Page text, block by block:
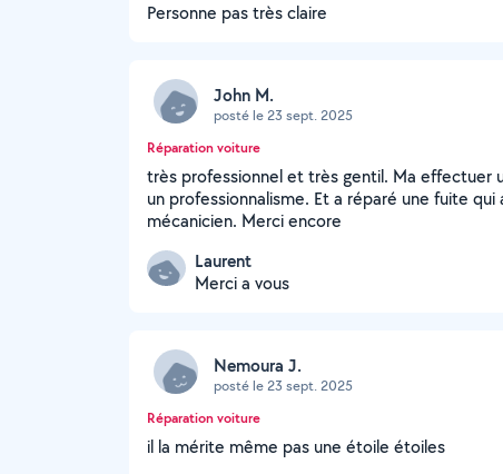
Personne pas très claire
John M.
posté le 23 sept. 2025
Réparation voiture
très professionnel et très gentil. Ma effectuer
un professionnalisme. Et a réparé une fuite
mécanicien. Merci encore
Laurent
Merci a vous
Nemoura J.
posté le 23 sept. 2025
Réparation voiture
il la mérite même pas une étoile étoiles